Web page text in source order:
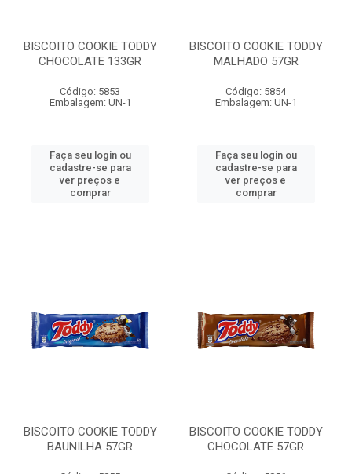
BISCOITO COOKIE TODDY
CHOCOLATE 133GR
Código: 5853
Embalagem: UN-1
Faça seu login ou
cadastre-se para
ver preços e
comprar
BISCOITO COOKIE TODDY
MALHADO 57GR
Código: 5854
Embalagem: UN-1
Faça seu login ou
cadastre-se para
ver preços e
comprar
BISCOITO COOKIE TODDY
BAUNILHA 57GR
BISCOITO COOKIE TODDY
CHOCOLATE 57GR